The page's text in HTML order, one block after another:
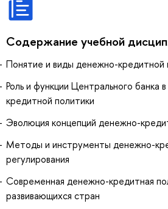
Содержание учебной
Понятие и виды денежно-кредитной
Роль и функции Центрального банка
кредитной политики
Эволюция концепций денежно-
Методы и инструменты денежно-
регулирования
Современная денежно-кредитная
развивающихся стран